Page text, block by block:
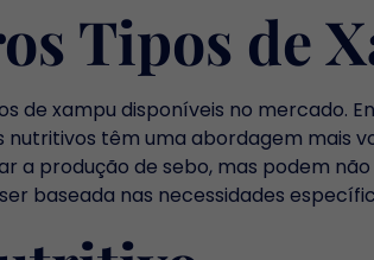
Tipos de
xampu disponíveis no mercado.
têm uma abordagem mais
a produção de sebo, mas podem
baseada nas necessidades